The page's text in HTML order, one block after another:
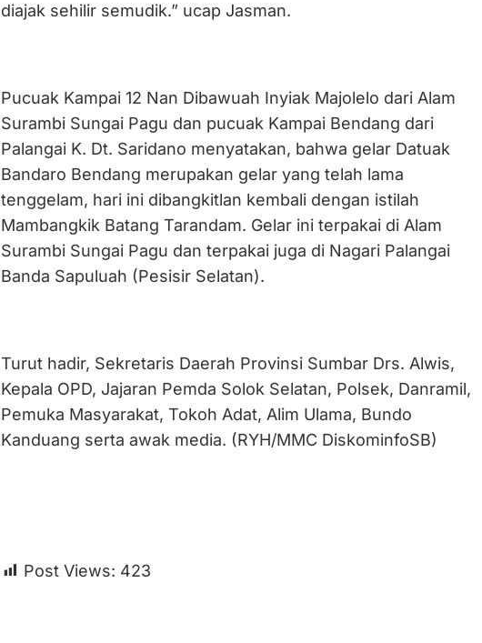
diajak sehilir semudik.” ucap Jasman.
Pucuak Kampai 12 Nan Dibawuah Inyiak Majolelo dari Alam
Surambi Sungai Pagu dan pucuak Kampai Bendang dari
Palangai K. Dt. Saridano menyatakan, bahwa gelar Datuak
Bandaro Bendang merupakan gelar yang telah lama
tenggelam, hari ini dibangkitlan kembali dengan istilah
Mambangkik Batang Tarandam. Gelar ini terpakai di Alam
Surambi Sungai Pagu dan terpakai juga di Nagari Palangai
Banda Sapuluah (Pesisir Selatan).
Turut hadir, Sekretaris Daerah Provinsi Sumbar Drs. Alwis,
Kepala OPD, Jajaran Pemda Solok Selatan, Polsek, Danramil,
Pemuka Masyarakat, Tokoh Adat, Alim Ulama, Bundo
Kanduang serta awak media. (RYH/MMC DiskominfoSB)
Post Views: 423